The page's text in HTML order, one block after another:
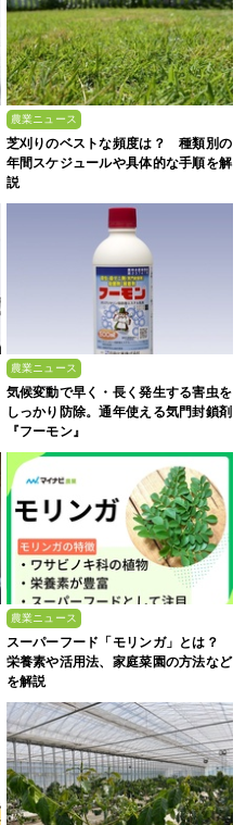
農業ニュース
芝刈りのベストな頻度は？ 種類別の
年間スケジュールや具体的な手順を解
説
農業ニュース
気候変動で早く・長く発生する害虫を
しっかり防除。通年使える気門封鎖剤
『フーモン』
農業ニュース
スーパーフード「モリンガ」とは？
栄養素や活用法、家庭菜園の方法など
を解説